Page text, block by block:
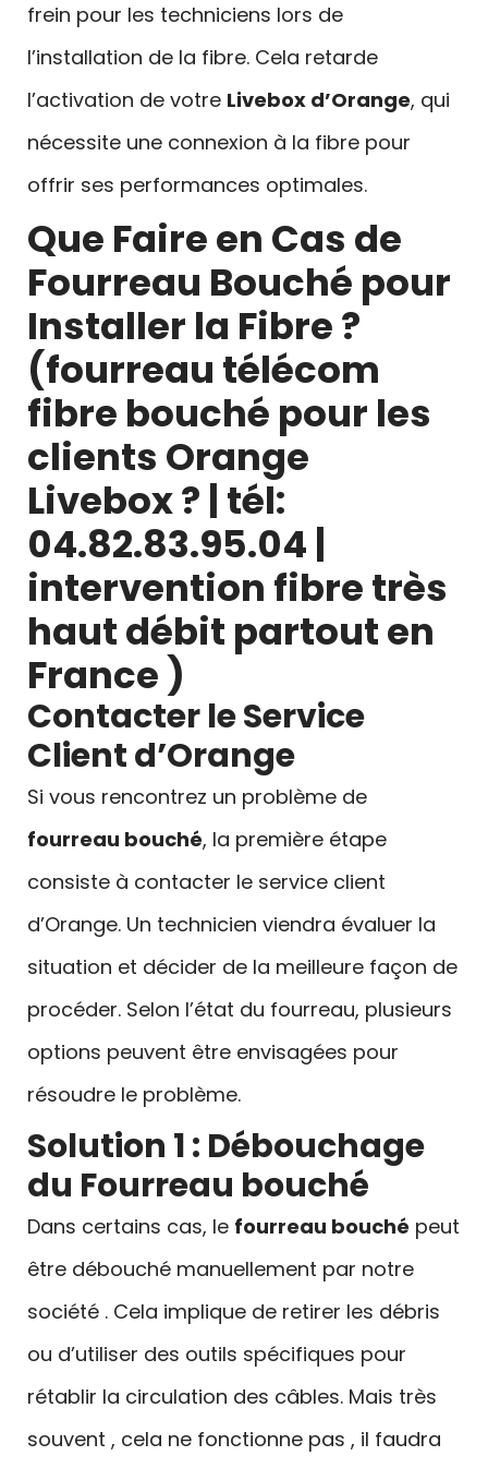
frein pour les techniciens lors de
l’installation de la fibre. Cela retarde
l’activation de votre Livebox d’Orange, qui
nécessite une connexion à la fibre pour
offrir ses performances optimales.
Que Faire en Cas de
Fourreau Bouché pour
Installer la Fibre ?
(fourreau télécom
fibre bouché pour les
clients Orange
Livebox ? | tél:
04.82.83.95.04 |
intervention fibre très
haut débit partout en
France )
Contacter le Service
Client d’Orange
Si vous rencontrez un problème de
fourreau bouché, la première étape
consiste à contacter le service client
d’Orange. Un technicien viendra évaluer la
situation et décider de la meilleure façon de
procéder. Selon l’état du fourreau, plusieurs
options peuvent être envisagées pour
résoudre le problème.
Solution 1 : Débouchage
du Fourreau bouché
Dans certains cas, le fourreau bouché peut
être débouché manuellement par notre
société . Cela implique de retirer les débris
ou d’utiliser des outils spécifiques pour
rétablir la circulation des câbles. Mais très
souvent , cela ne fonctionne pas , il faudra